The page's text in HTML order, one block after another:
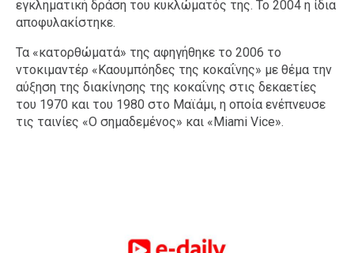
εγκληματική δράση του κυκλώματός της. Το 2004 η ίδια
αποφυλακίστηκε.
Τα «κατορθώματά» της αφηγήθηκε το 2006 το
ντοκιμαντέρ «Καουμπόηδες της κοκαΐνης» με θέμα την
αύξηση της διακίνησης της κοκαΐνης στις δεκαετίες
του 1970 και του 1980 στο Μαϊάμι, η οποία ενέπνευσε
τις ταινίες «Ο σημαδεμένος» και «Miami Vice».